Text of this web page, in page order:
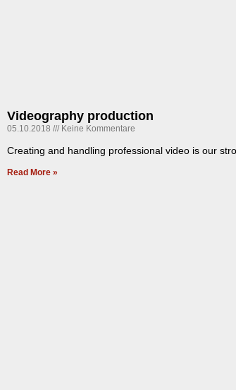
Videography production
05.10.2018 Keine Kommentare
Creating and handling professional video is our
Read More »